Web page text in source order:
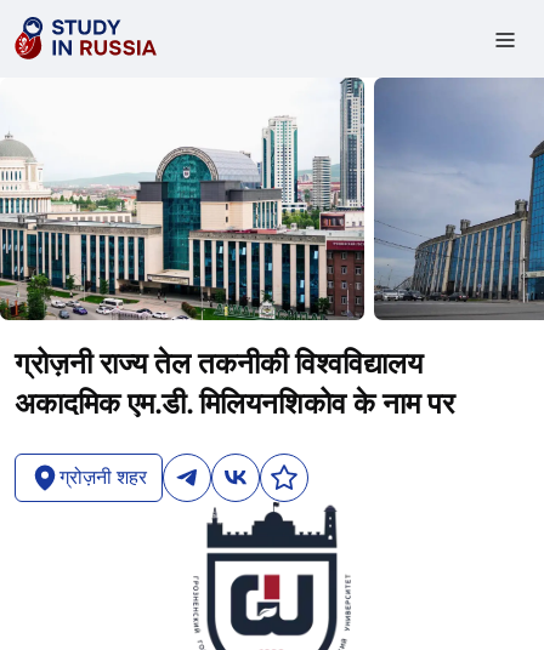
ग्रोज़नी राज्य तेल तकनीकी विश्वविद्यालय
अकादमिक एम.डी. मिलियनशिकोव के नाम पर
ग्रोज़नी शहर